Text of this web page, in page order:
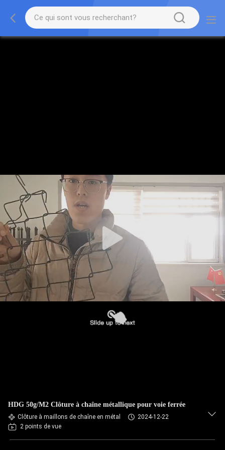
HDG 50g/M2 Clôture à chaîne métallique pour voie ferrée
Clôture à maillons de chaîne en métal
2024-12-22
2 points de vue